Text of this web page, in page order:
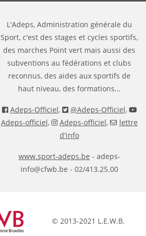
L'Adeps, Administration générale du
Sport, c'est des stages et cycles sportifs,
des marches Point vert mais aussi des
subventions au fédérations et clubs
reconnus, des aides aux sportifs de
haut niveau, des formations...
Adeps-Officiel, @Adeps-Officiel,
Adeps-officiel, Adeps-officiel,
lettre
d'info
www.sport-adeps.be - adeps-
info@cfwb.be - 02/413.25.00
© 2013-2021 L.E.W.B.